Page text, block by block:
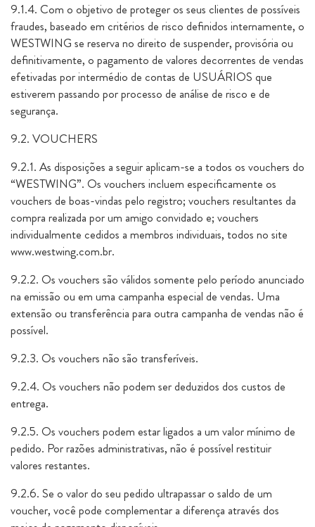
9.1.4. Com o objetivo de proteger os seus clientes de possíveis
fraudes, baseado em critérios de risco definidos internamente, o
WESTWING se reserva no direito de suspender, provisória ou
definitivamente, o pagamento de valores decorrentes de vendas
efetivadas por intermédio de contas de USUÁRIOS que
estiverem passando por processo de análise de risco e de
segurança.
9.2. VOUCHERS
9.2.1. As disposições a seguir aplicam-se a todos os vouchers do
“WESTWING”. Os vouchers incluem especificamente os
vouchers de boas-vindas pelo registro; vouchers resultantes da
compra realizada por um amigo convidado e; vouchers
individualmente cedidos a membros individuais, todos no site
www.westwing.com.br.
9.2.2. Os vouchers são válidos somente pelo período anunciado
na emissão ou em uma campanha especial de vendas. Uma
extensão ou transferência para outra campanha de vendas não é
possível.
9.2.3. Os vouchers não são transferíveis.
9.2.4. Os vouchers não podem ser deduzidos dos custos de
entrega.
9.2.5. Os vouchers podem estar ligados a um valor mínimo de
pedido. Por razões administrativas, não é possível restituir
valores restantes.
9.2.6. Se o valor do seu pedido ultrapassar o saldo de um
voucher, você pode complementar a diferença através dos